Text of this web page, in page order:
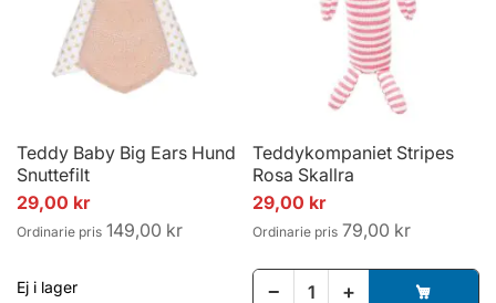
Teddy Baby Big Ears Hund
Snuttefilt
Specialpris
29,00 kr
Ordinarie pris 149,00 kr
Ej i lager
Teddykompaniet Stripes
Rosa Skallra
Specialpris
29,00 kr
Ordinarie pris 79,00 kr
− +